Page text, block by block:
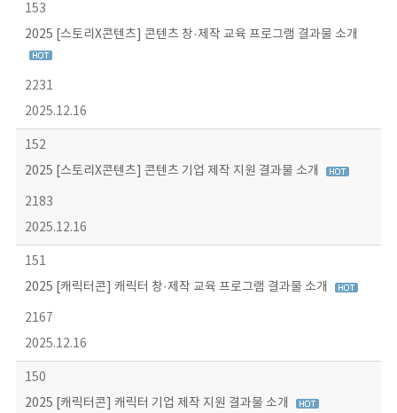
153
2025 [스토리X콘텐츠] 콘텐츠 창·제작 교육 프로그램 결과물 소개
2231
2025.12.16
152
2025 [스토리X콘텐츠] 콘텐츠 기업 제작 지원 결과물 소개
2183
2025.12.16
151
2025 [캐릭터콘] 캐릭터 창·제작 교육 프로그램 결과물 소개
2167
2025.12.16
150
2025 [캐릭터콘] 캐릭터 기업 제작 지원 결과물 소개